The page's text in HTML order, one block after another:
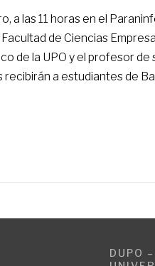
a las 11 horas en el
de Ciencias
de la UPO y el profesor
recibirán a estudiantes de
DUPO